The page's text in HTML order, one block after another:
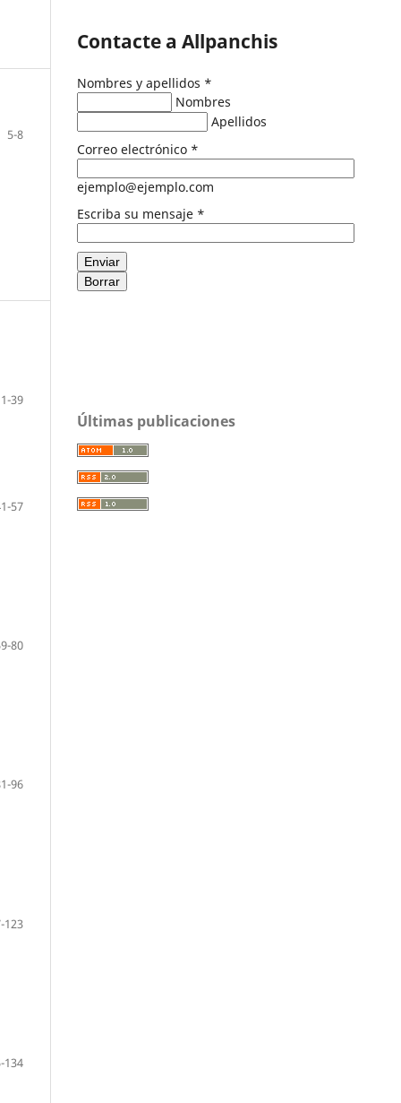
5-8
39
57
80
96
123
134
Contacte a Allpanchis
Nombres y apellidos *
Nombres
Apellidos
Correo electrónico *
ejemplo@ejemplo.com
Escriba su mensaje *
Enviar
Borrar
Últimas publicaciones